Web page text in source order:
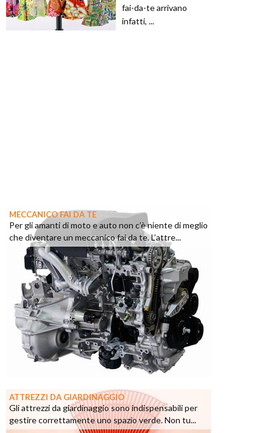
fai-da-te arrivano
infatti, ...
MECCANICO FAI DA TE
Per gli amanti di moto e auto non c’è niente di meglio
che diventare un meccanico fai da te. L’attre...
ATTREZZI DA GIARDINAGGIO
Gli attrezzi da giardinaggio sono indispensabili per
gestire correttamente uno spazio verde. Non tu...